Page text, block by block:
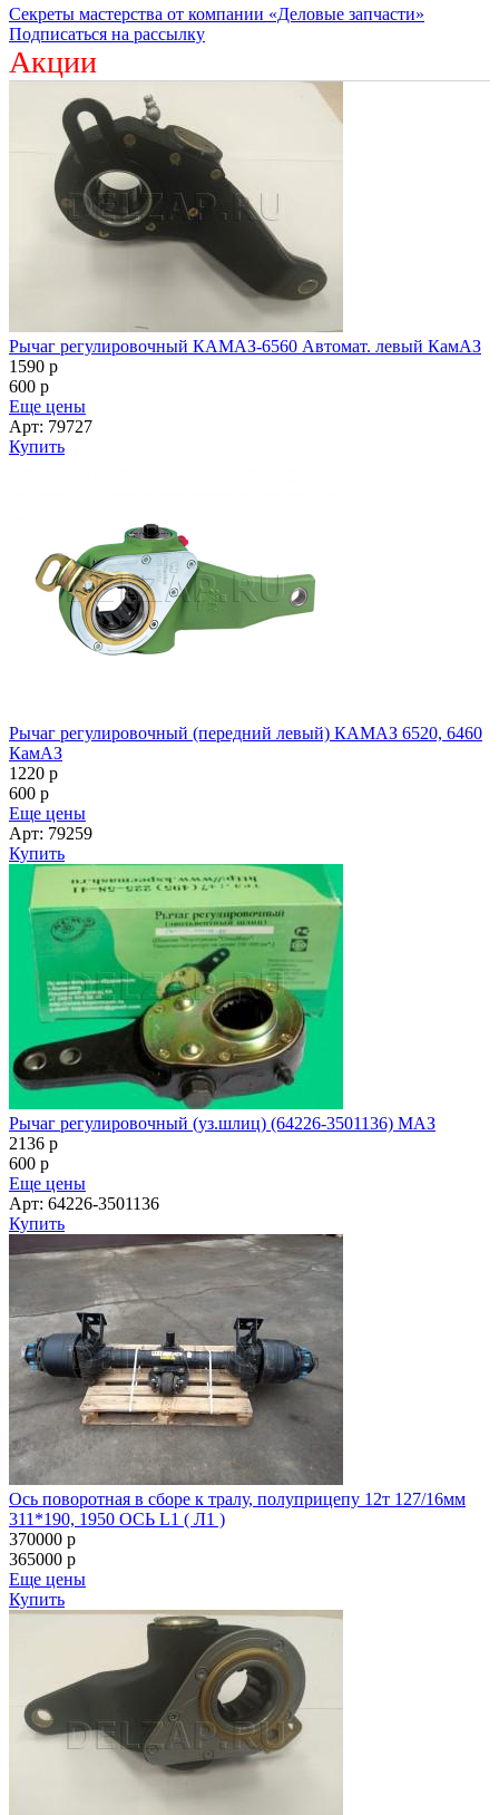
Секреты мастерства от компании «Деловые запчасти»
Подписаться на рассылку
Акции
Рычаг регулировочный КАМАЗ-6560 Автомат. левый КамАЗ
1590 p
600 p
Еще цены
Арт: 79727
Купить
Рычаг регулировочный (передний левый) КАМАЗ 6520, 6460
КамАЗ
1220 p
600 p
Еще цены
Арт: 79259
Купить
Рычаг регулировочный (уз.шлиц) (64226-3501136) МАЗ
2136 p
600 p
Еще цены
Арт: 64226-3501136
Купить
Ось поворотная в сборе к тралу, полуприцепу 12т 127/16мм
311*190, 1950 ОСЬ L1 ( Л1 )
370000 p
365000 p
Еще цены
Купить